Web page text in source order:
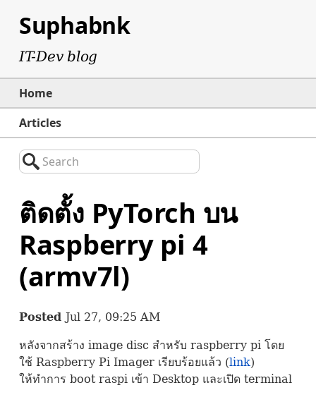
Suphabnk
IT-Dev blog
Home
Articles
Search
ติดตั้ง PyTorch บน
Raspberry pi 4
(armv7l)
Posted Jul 27, 09:25 AM
หลังจากสร้าง image disc สำหรับ raspberry pi โดย
ใช้ Raspberry Pi Imager เรียบร้อยแล้ว (link)
ให้ทำการ boot raspi เข้า Desktop และเปิด terminal